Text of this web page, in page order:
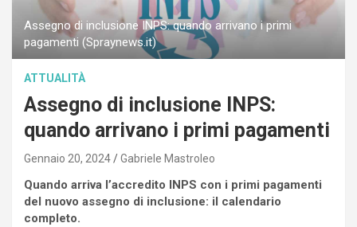
Assegno di inclusione INPS: quando arrivano i primi
pagamenti (Spraynews.it)
ATTUALITÀ
Assegno di inclusione INPS:
quando arrivano i primi pagamenti
Gennaio 20, 2024 Gabriele Mastroleo
Quando arriva l’accredito INPS con i primi pagamenti
del nuovo assegno di inclusione: il calendario
completo.